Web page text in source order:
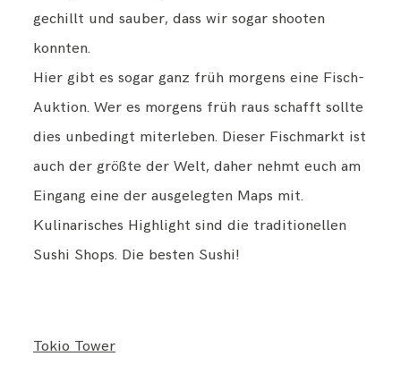
gechillt und sauber, dass wir sogar shooten
konnten.
Hier gibt es sogar ganz früh morgens eine Fisch-
Auktion. Wer es morgens früh raus schafft sollte
dies unbedingt miterleben. Dieser Fischmarkt ist
auch der größte der Welt, daher nehmt euch am
Eingang eine der ausgelegten Maps mit.
Kulinarisches Highlight sind die traditionellen
Sushi Shops. Die besten Sushi!
Tokio Tower